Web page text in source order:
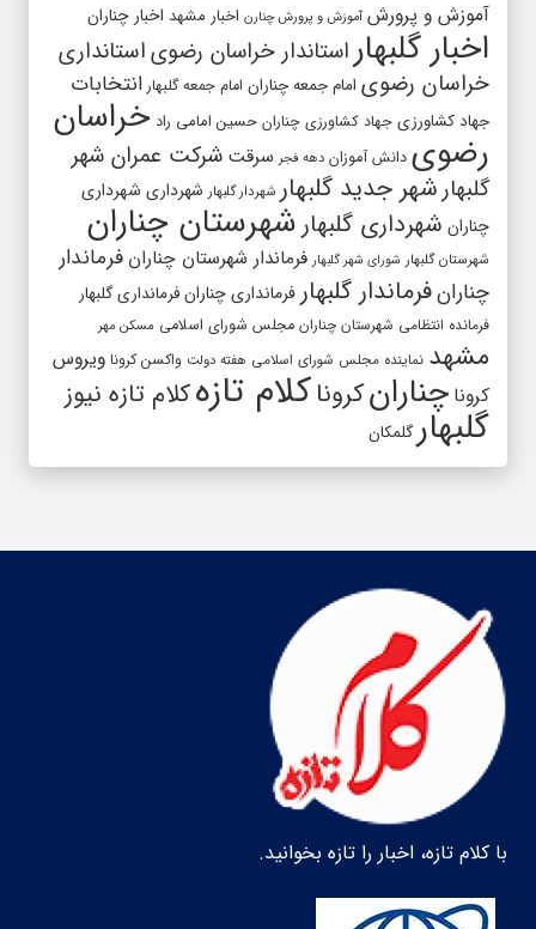
آموزش و پرورش آموزش و پرورش چنارن اخبار مشهد اخبار چناران
اخبار گلبهار استاندار خراسان رضویاستانداری
خراسان رضوی امام جمعه چناران امام جمعه گلبهار انتخابات
جهاد کشاورزی جهاد کشاورزی چناران حسین امامی راد خراسان
رضوی دانش آموزان دهه فجر سرقت شرکت عمران شهر
گلبهارشهر جدید گلبهار شهردار گلبهار شهرداری شهرداری
چناران شهرداری گلبهار شهرستان چناران
شهرستان گلبهار شورای شهر گلبهار فرماندار شهرستان چناران فرماندار
چنارانفرماندار گلبهار فرمانداری چنارانفرمانداری گلبهار
فرمانده انتظامی شهرستان چناران مجلس شورای اسلامی مسکن مهر
مشهد نماینده مجلس شورای اسلامی هفته دولت واکسن کرونا ویروس
کرونا چنارانکروناکلام تازهکلام تازه نیوز
گلبهارگلمکان
با کلام تازه، اخبار را تازه بخوانید.